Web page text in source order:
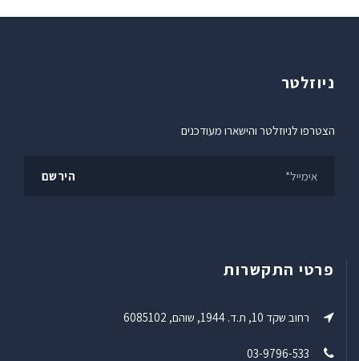
ניוזלטר
הצטרפו לניוזלטר והישארו מעודכנים
פרטי התקשרות
רחוב שקד 10, ת.ד. 1944, שוהם, 6085102